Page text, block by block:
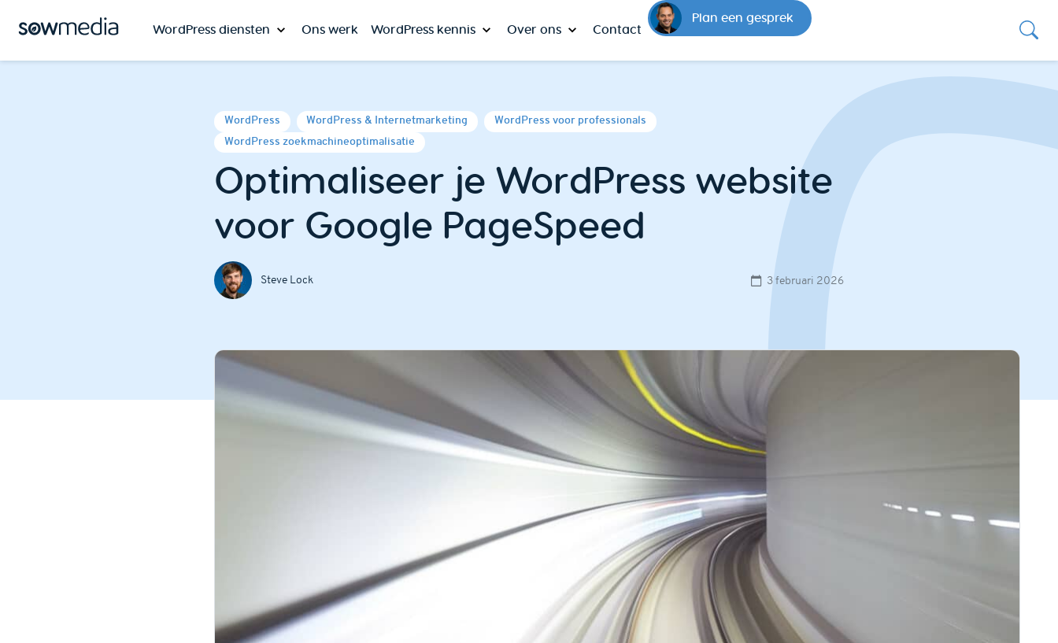
WordPress diensten Ons werk WordPress kennis Over ons Contact
Plan een gesprek
WordPress WordPress & Internetmarketing
WordPress voor professionals
WordPress zoekmachineoptimalisatie
Optimaliseer je WordPress website
voor Google PageSpeed
Steve Lock 3 februari 2026